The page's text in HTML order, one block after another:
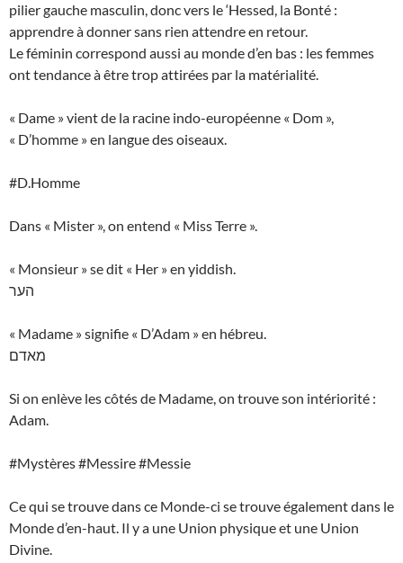
pilier gauche masculin, donc vers le ‘Hessed, la Bonté :
apprendre à donner sans rien attendre en retour.
Le féminin correspond aussi au monde d’en bas : les femmes
ont tendance à être trop attirées par la matérialité.
« Dame » vient de la racine indo-européenne « Dom »,
« D’homme » en langue des oiseaux.
#D.Homme
Dans « Mister », on entend « Miss Terre ».
« Monsieur » se dit « Her » en yiddish.
הער
« Madame » signifie « D’Adam » en hébreu.
מאדם
Si on enlève les côtés de Madame, on trouve son intériorité :
Adam.
#Mystères #Messire #Messie
Ce qui se trouve dans ce Monde-ci se trouve également dans le
Monde d’en-haut. Il y a une Union physique et une Union
Divine.